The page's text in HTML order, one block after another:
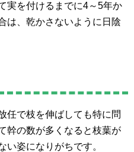
実を付けるまでに4～5年か
は、乾かさないように日陰
任で枝を伸ばしても特に問
幹の数が多くなると枝葉が
い姿になりがちです。